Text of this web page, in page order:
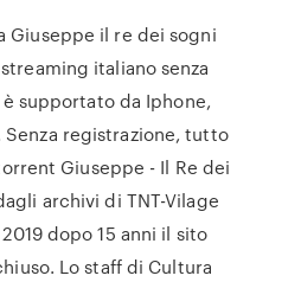
Giuseppe il re dei sogni
italiano senza
supportato da Iphone,
registrazione, tutto
Giuseppe - Il Re dei
archivi di TNT-Vilage
dopo 15 anni il sito
Lo staff di Cultura